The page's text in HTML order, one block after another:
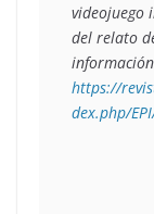
videojuego
del relato
https://
dex.php/